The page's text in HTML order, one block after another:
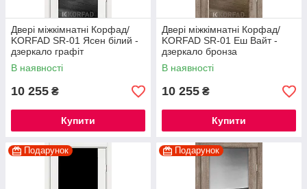
Двері міжкімнатні Корфад/
KORFAD SR-01 Ясен білий -
дзеркало графіт
В наявності
10 255 ₴
Купити
Двері міжкімнатні Корфад/
KORFAD SR-01 Еш Вайт -
дзеркало бронза
В наявності
10 255 ₴
Купити
Подарунок Подарунок